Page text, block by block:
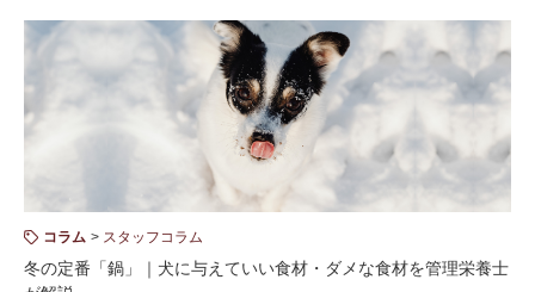
コラム スタッフコラム
冬の定番「鍋」｜犬に与えていい食材・ダメな食材を管理栄養士